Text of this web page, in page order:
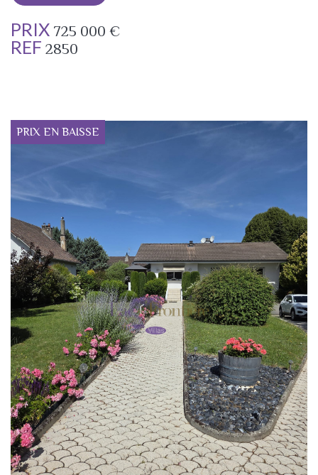
PRIX 725 000 €
REF 2850
PRIX EN BAISSE